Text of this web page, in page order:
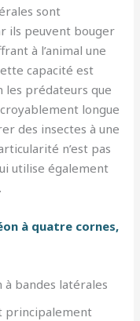
sont
ils peuvent bouger
à l’animal une
capacité est
prédateurs que
longue
des insectes à une
n’est pas
utilise également
à quatre cornes,
bandes latérales
principalement